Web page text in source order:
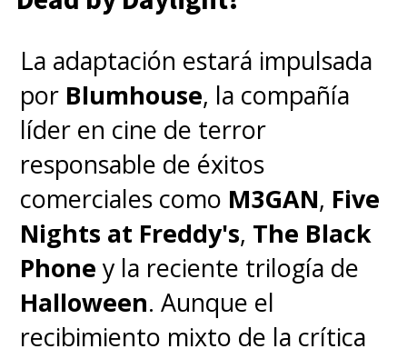
Dune: Parte 2
llegará el 29 de
febrero a los cines chilenos,
pero antes podremosrevivir
Dune: Parte 1en salas IMAX
desde este8 de febrero
adelanto exclusivo de la
segunda película.
La adaptación estará impulsada
por Blumhouse, la compañía
líder en cine de terror
responsable de éxitos
comerciales como M3GAN, Five
Nights at Freddy's, The Black
Phone y la reciente trilogía de
Halloween. Aunque el
recibimiento mixto de la crítica